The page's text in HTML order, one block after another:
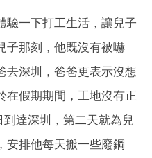
驗一下打工生活，讓兒子
子那刻，他既沒有被嚇
去深圳，爸爸更表示沒想
在假期期間，工地沒有正
達深圳，第二天就為兒
安排他每天搬一些廢鋼